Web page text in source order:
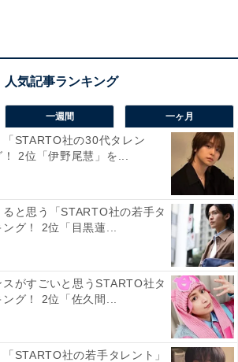
ートミント（2万8030票）
一週間 一ヶ月
STARTO社の30代タレン
！ 2位「伊野尾慧」を...
と思う「STARTO社の若手タ
グ！ 2位「目黒蓮...
スがすごいと思うSTARTO社タ
グ！ 2位「佐久間...
STARTO社の若手タレント」